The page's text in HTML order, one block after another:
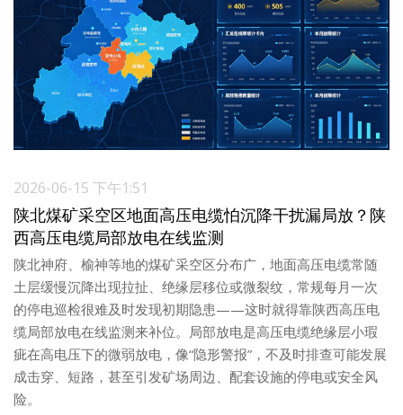
2026-06-15 下午1:51
陕北煤矿采空区地面高压电缆怕沉降干扰漏局放？陕
西高压电缆局部放电在线监测
陕北神府、榆神等地的煤矿采空区分布广，地面高压电缆常随
土层缓慢沉降出现拉扯、绝缘层移位或微裂纹，常规每月一次
的停电巡检很难及时发现初期隐患——这时就得靠陕西高压电
缆局部放电在线监测来补位。局部放电是高压电缆绝缘层小瑕
疵在高电压下的微弱放电，像“隐形警报”，不及时排查可能发展
成击穿、短路，甚至引发矿场周边、配套设施的停电或安全风
险。